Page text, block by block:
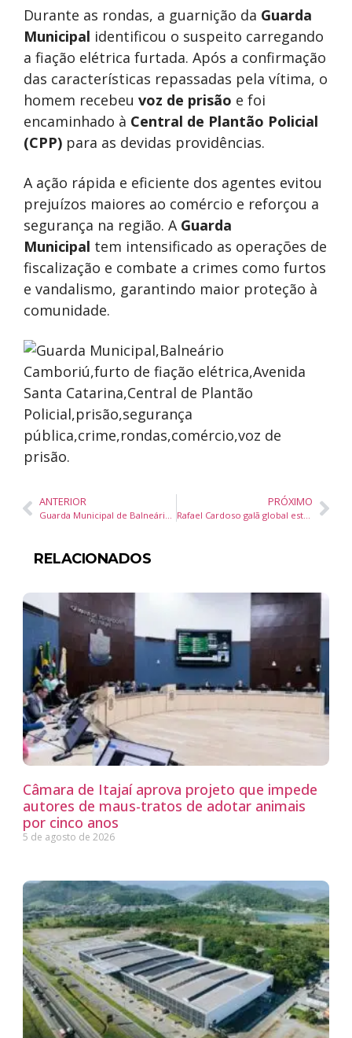
Durante as rondas, a guarnição da Guarda
Municipal identificou o suspeito carregando
a fiação elétrica furtada. Após a confirmação
das características repassadas pela vítima, o
homem recebeu voz de prisão e foi
encaminhado à Central de Plantão Policial
(CPP) para as devidas providências.
A ação rápida e eficiente dos agentes evitou
prejuízos maiores ao comércio e reforçou a
segurança na região. A Guarda
Municipal tem intensificado as operações de
fiscalização e combate a crimes como furtos
e vandalismo, garantindo maior proteção à
comunidade.
ANTERIOR
Guarda Municipal de Balneário Camboriú Resgata Idoso Desaparecido de São Paulo
PRÓXIMO
Rafael Cardoso galã global estará em “Os Emergentes”
RELACIONADOS
Câmara de Itajaí aprova projeto que impede
autores de maus-tratos de adotar animais
por cinco anos
5 de agosto de 2026